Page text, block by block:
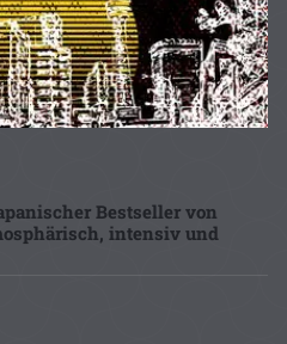
Bestseller von
intensiv und